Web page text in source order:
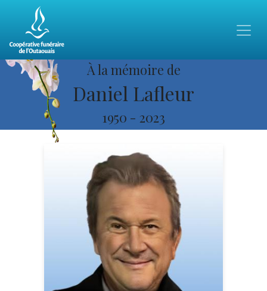
À la mémoire de
Daniel Lafleur
1950 - 2023